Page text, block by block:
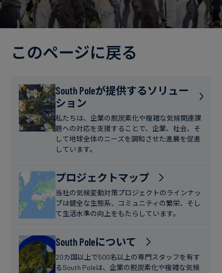
誠
実
へ
り
み
ー・
電
ガ
ス
食
飲
料
ス
テ
ナ
ブ
フ
ァ
イ
ン
ト
ブ
ロ
ー
ス
ス
デ
ィ
ニ
ー
ス
このページに戻る
South Poleが提供するソリュー
ション
私たちは、企業の脱炭素化や複雑な気候関連課
題への対応を支援することで、企業、社会、そ
して地球全体のニーズを調和させた進展を促進
しています。
プロジェクトマップ
当社の気候変動対策プロジェクトのラインナッ
プは健全な生態系、コミュニティの繁栄、そし
て生活水準の向上をもたらしています。
South Poleについて
20カ国以上で500名以上の専門スタッフを有す
るSouth Poleは、企業の脱炭素化や複雑な気候